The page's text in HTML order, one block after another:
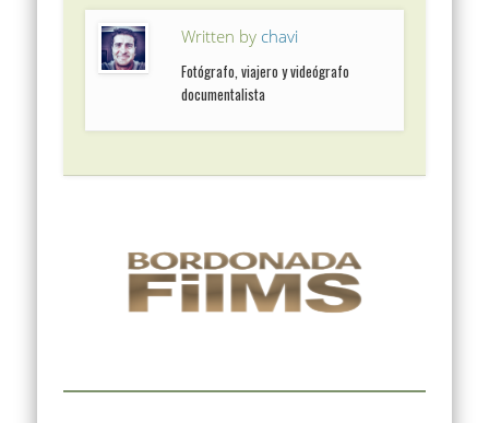
Written by chavi
Fotógrafo, viajero y videógrafo
documentalista